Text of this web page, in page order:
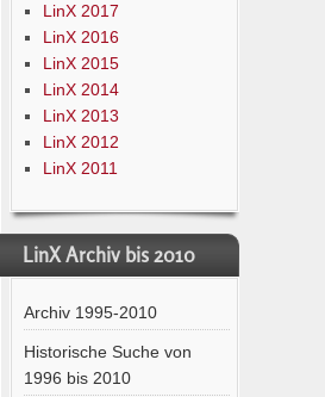
LinX 2017
LinX 2016
LinX 2015
LinX 2014
LinX 2013
LinX 2012
LinX 2011
LinX Archiv bis 2010
Archiv 1995-2010
Historische Suche von
1996 bis 2010